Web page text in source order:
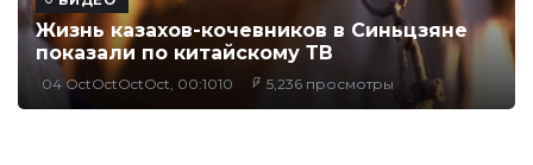
Жизнь казахов-кочевников в Синьцзяне
показали по китайскому ТВ
04 OctOctOctOct, 00:1010 5,236 просмотры